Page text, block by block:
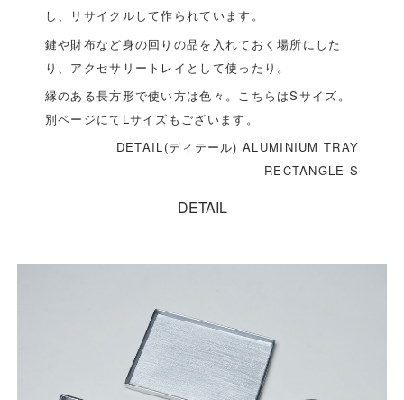
し、リサイクルして作られています。
鍵や財布など身の回りの品を入れておく場所にした
り、アクセサリートレイとして使ったり。
縁のある長方形で使い方は色々。こちらはSサイズ。
別ページにてLサイズもございます。
DETAIL(ディテール) ALUMINIUM TRAY
RECTANGLE S
DETAIL